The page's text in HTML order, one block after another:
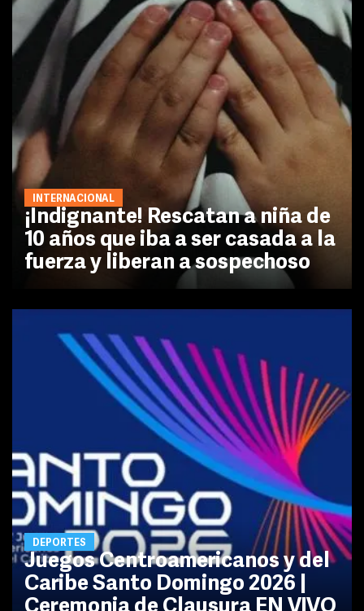
INTERNACIONAL
¡Indignante! Rescatan a niña de
10 años que iba a ser casada a la
fuerza y liberan a sospechoso
DEPORTES
Juegos Centroamericanos y del
Caribe Santo Domingo 2026 |